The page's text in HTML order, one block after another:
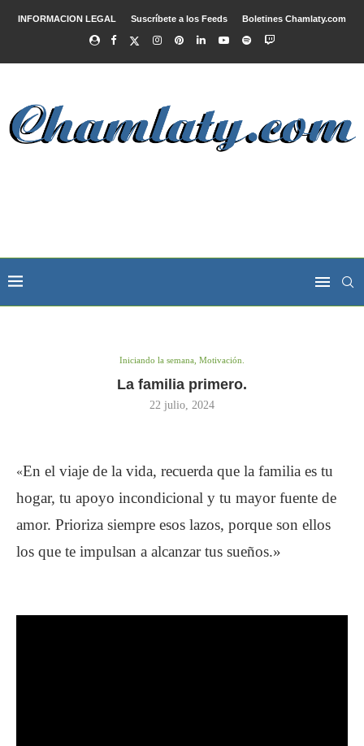
INFORMACION LEGAL Suscríbete a los Feeds Boletines Chamlaty.com
Iniciando la semana, Motivación.
La familia primero.
22 julio, 2024
«En el viaje de la vida, recuerda que la familia es tu
hogar, tu apoyo incondicional y tu mayor fuente de
amor. Prioriza siempre esos lazos, porque son ellos
los que te impulsan a alcanzar tus sueños.»